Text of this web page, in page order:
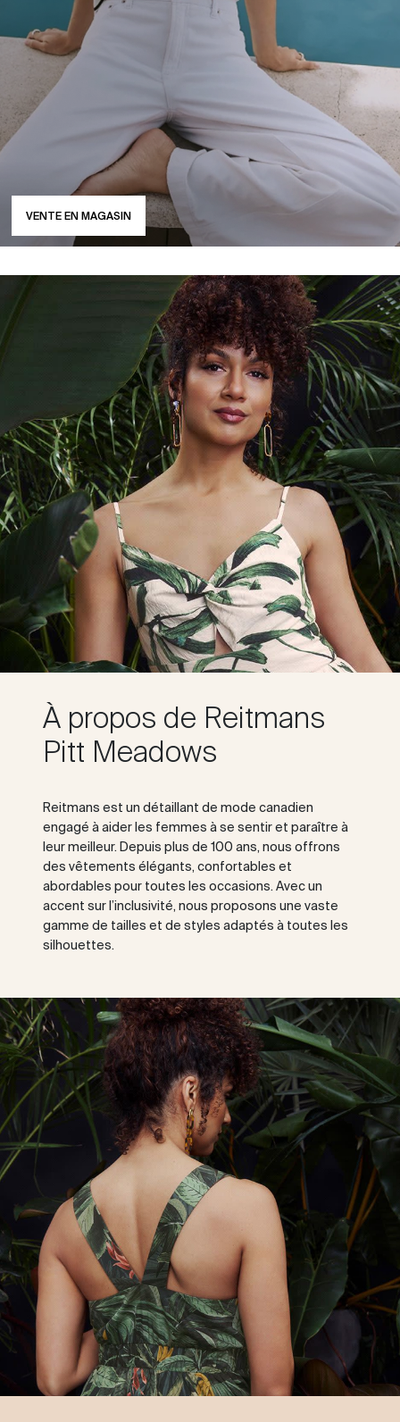
VENTE EN MAGASIN
À propos de Reitmans
Pitt Meadows
Reitmans est un détaillant de mode canadien
engagé à aider les femmes à se sentir et paraître à
leur meilleur. Depuis plus de 100 ans, nous offrons
des vêtements élégants, confortables et
abordables pour toutes les occasions. Avec un
accent sur l’inclusivité, nous proposons une vaste
gamme de tailles et de styles adaptés à toutes les
silhouettes.